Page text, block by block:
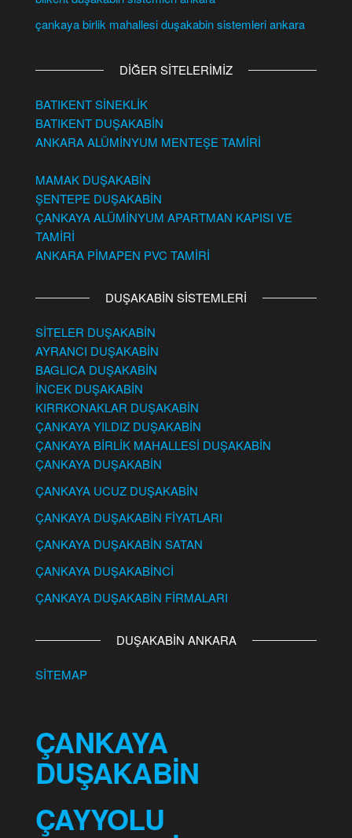
çankaya birlik mahallesi duşakabin sistemleri ankara
DİĞER SİTELERİMİZ
BATIKENT SİNEKLİK
BATIKENT DUŞAKABİN
ANKARA ALÜMİNYUM MENTEŞE TAMİRİ
MAMAK DUŞAKABİN
ŞENTEPE DUŞAKABİN
ÇANKAYA ALÜMİNYUM APARTMAN KAPISI VE
TAMİRİ
ANKARA PİMAPEN PVC TAMİRİ
DUŞAKABİN SİSTEMLERİ
SİTELER DUŞAKABİN
AYRANCI DUŞAKABİN
BAGLICA DUŞAKABİN
İNCEK DUŞAKABİN
KIRRKONAKLAR DUŞAKABİN
ÇANKAYA YILDIZ DUŞAKABİN
ÇANKAYA BİRLİK MAHALLESİ DUŞAKABİN
ÇANKAYA DUŞAKABİN
ÇANKAYA UCUZ DUŞAKABİN
ÇANKAYA DUŞAKABİN FİYATLARI
ÇANKAYA DUŞAKABİN SATAN
ÇANKAYA DUŞAKABİNCİ
ÇANKAYA DUŞAKABİN FİRMALARI
DUŞAKABİN ANKARA
SİTEMAP
ÇANKAYA
DUŞAKABİN
ÇAYYOLU